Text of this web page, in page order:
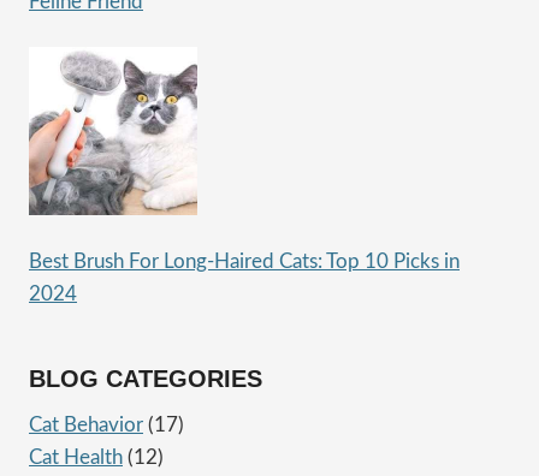
Best Brush For Long-Haired Cats: Top 10 Picks in
2024
BLOG CATEGORIES
Cat Behavior (17)
Cat Health (12)